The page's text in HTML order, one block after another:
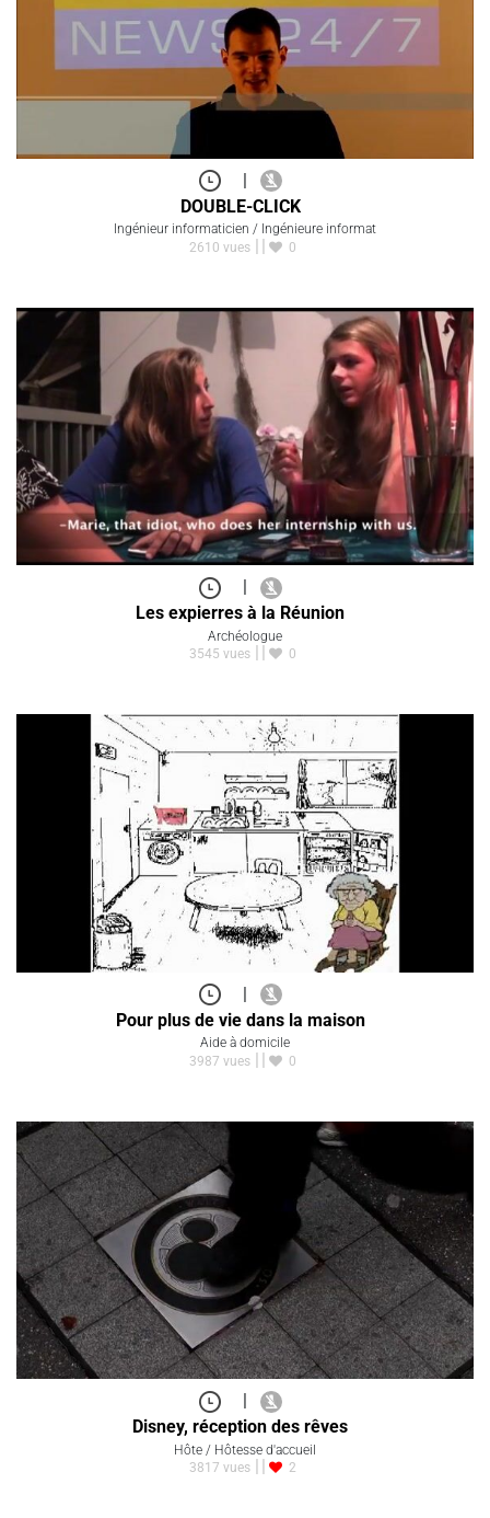
|
DOUBLE-CLICK
Ingénieur informaticien / Ingénieure informat
2610 vues
0
|
Les expierres à la Réunion
Archéologue
3545 vues
0
|
Pour plus de vie dans la maison
Aide à domicile
3987 vues
0
|
Disney, réception des rêves
Hôte / Hôtesse d'accueil
3817 vues
2